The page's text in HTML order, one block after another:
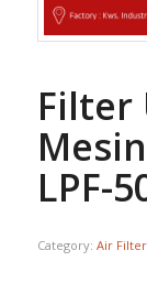
Filter
LPF-
Category: Air Filter